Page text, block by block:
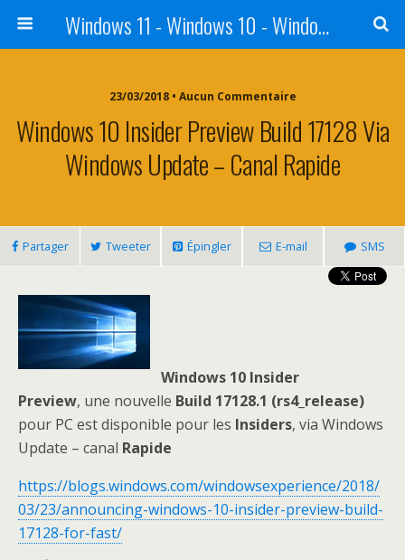
Windows 11 - Windows 10 - Windows 8 - Windows 7 - VISTA
23/03/2018 • Aucun Commentaire
Windows 10 Insider Preview Build 17128 Via
Windows Update – Canal Rapide
Partager Tweeter Épingler E-mail SMS
Windows 10 Insider
Preview, une nouvelle Build 17128.1 (rs4_release)
pour PC est disponible pour les Insiders, via Windows
Update – canal Rapide
https://blogs.windows.com/windowsexperience/2018/
03/23/announcing-windows-10-insider-preview-build-
17128-for-fast/